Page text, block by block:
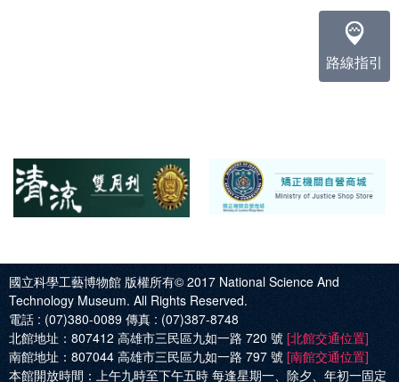
路線指引
國立科學工藝博物館 版權所有© 2017 National Science And
Technology Museum. All Rights Reserved.
電話 : (07)380-0089 傳真 : (07)387-8748
北館地址： 807412 高雄市三民區九如一路 720 號 [北館交通位置]
南館地址： 807044 高雄市三民區九如一路 797 號 [南館交通位置]
本館開放時間： 上午九時至下午五時 每逢星期一、除夕、年初一固定